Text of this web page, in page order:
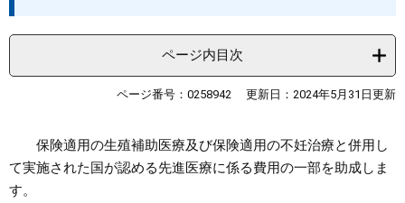
教育・文化・スポーツ
ページ内目次
ページ番号：0258942 更新日：2024年5月31日更新
保険適用の生殖補助医療及び保険適用の不妊治療と併用し
て実施された国が認める先進医療に係る費用の一部を助成しま
す。